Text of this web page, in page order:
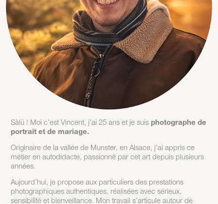
Sàlü ! Moi c'est Vincent, j’ai 25 ans et je suisphotographe de
portrait et de mariage.
Originaire de la vallée de Munster, en Alsace, j'ai appris ce
métier en autodidacte, passionné par cet art depuis plusieurs
années.
Aujourd’hui, je propose aux particuliers des prestations
photographiques authentiques, réalisées avec sérieux,
sensibilité et bienveillance. Mon travail s’articule autour de